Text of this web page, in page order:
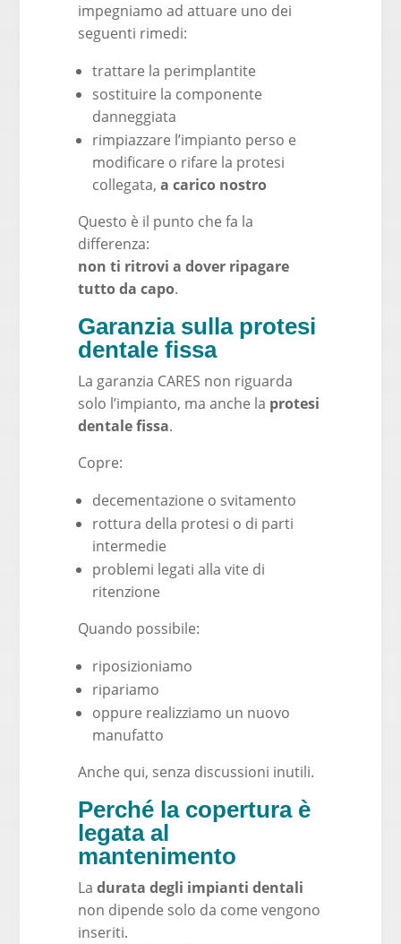
impegniamo ad attuare uno dei
seguenti rimedi:
trattare la perimplantite
sostituire la componente
danneggiata
rimpiazzare l’impianto perso e
modificare o rifare la protesi
collegata, a carico nostro
Questo è il punto che fa la
differenza:
non ti ritrovi a dover ripagare
tutto da capo.
Garanzia sulla protesi
dentale fissa
La garanzia CARES non riguarda
solo l’impianto, ma anche la protesi
dentale fissa.
Copre:
decementazione o svitamento
rottura della protesi o di parti
intermedie
problemi legati alla vite di
ritenzione
Quando possibile:
riposizioniamo
ripariamo
oppure realizziamo un nuovo
manufatto
Anche qui, senza discussioni inutili.
Perché la copertura è
legata al
mantenimento
La durata degli impianti dentali
non dipende solo da come vengono
inseriti.